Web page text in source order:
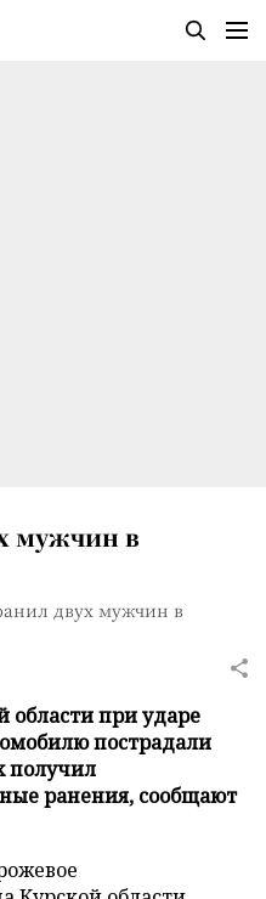
мужчин в
двух мужчин в
области при ударе
пострадали
получил
ранения, сообщают